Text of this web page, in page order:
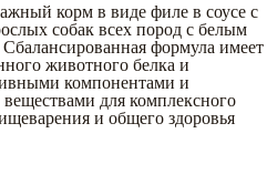
корм в виде филе в соусе с
собак всех пород с белым
формула имеет
животного белка и
компонентами и
для комплексного
и общего здоровья